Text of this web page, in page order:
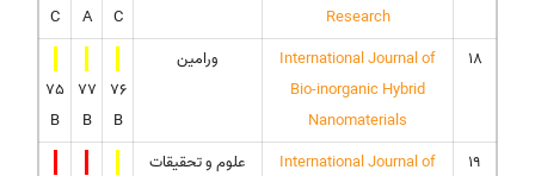
Research
C
A
C
18
International Journal of
Bio-inorganic Hybrid
Nanomaterials
ورامین
76
B
77
B
75
B
19
International Journal of
علوم و تحقیقات